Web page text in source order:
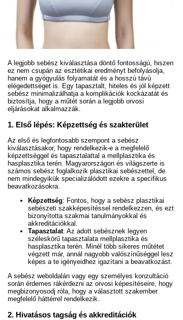
A legjobb sebész kiválasztása döntő fontosságú, hiszen
ez nem csupán az esztétikai eredményt befolyásolja,
hanem a gyógyulás folyamatát és a hosszú távú
elégedettséget is. Egy tapasztalt, hiteles és jól képzett
sebész minimalizálhatja a komplikációk kockázatát és
biztosítja, hogy a műtét során a legjobb orvosi
eljárásokat alkalmazzák.
1. Első lépés: Képzettség és szakterület
Az első és legfontosabb szempont a sebész
kiválasztásakor, hogy rendelkezik-e a megfelelő
képzettséggel és tapasztalattal a mellplasztika és
hasplasztika terén. Magyarországon és világszerte is
számos sebész foglalkozik plasztikai sebészettel, de
nem mindegyikük specializálódott ezekre a specifikus
beavatkozásokra.
Képzettség: Fontos, hogy a sebész plasztikai
sebészeti szakképesítéssel rendelkezzen, és ezt
bizonyította szakmai tanulmányokkal és
akkreditációkkal.
Tapasztalat: Az adott sebésznek legyen
széleskörű tapasztalata mellplasztika és
hasplasztika terén. Minél több sikeres műtétet
végzett már, annál nagyobb valószínűséggel lesz
képes a te igényeidhez igazítani a beavatkozást.
A sebész weboldalán vagy egy személyes konzultáció
során érdemes rákérdezni az orvosi képesítéseire, hogy
megbizonyosodj róla, hogy a választott szakember
megfelelő háttérrel rendelkezik.
2. Hivatásos tagság és akkreditációk